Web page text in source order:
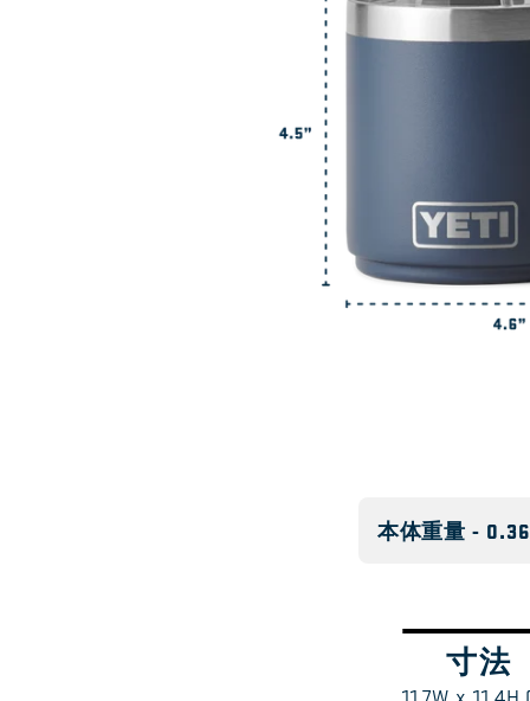
セラミック素材が実際に使
温かい飲み物にも冷たい飲
本体重量 -
寸法
1/
ス